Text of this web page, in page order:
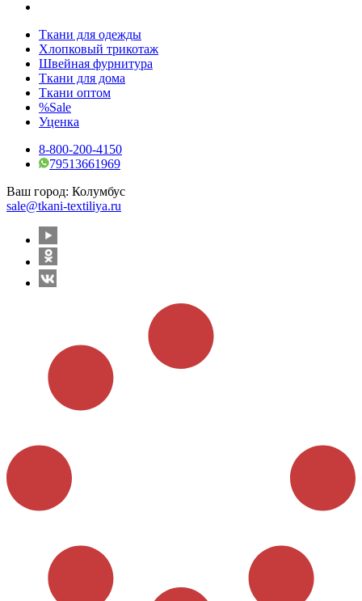
Ткани для одежды
Хлопковый трикотаж
Швейная фурнитура
Ткани для дома
Ткани оптом
%Sale
Уценка
8-800-200-4150
79513661969
Ваш город: Колумбус
sale@tkani-textiliya.ru